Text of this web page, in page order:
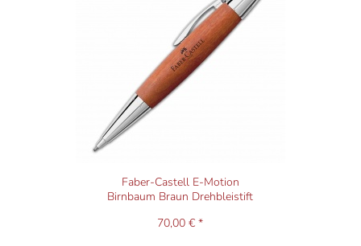
Alle drei Faktoren sind das Ergebnis unserer langjährigen
Erfahrung mit Schreibgeräten.
Faber-Castell E-Motion
Birnbaum Braun Drehbleistift
70,00 € *